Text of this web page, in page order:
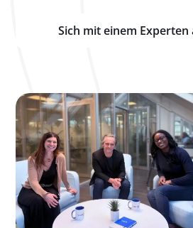
Sich mit einem Experten